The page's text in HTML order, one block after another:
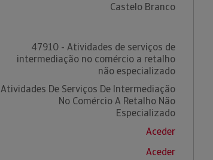
Castelo Branco
47910 - Atividades de serviços de
intermediação no comércio a retalho
não especializado
Atividades De Serviços De Intermediação
No Comércio A Retalho Não
Especializado
Aceder
Aceder